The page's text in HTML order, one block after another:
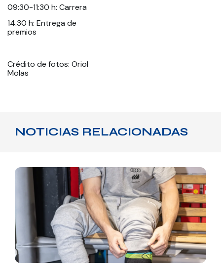
09:30-11:30 h: Carrera
14.30 h: Entrega de
premios
Crédito de fotos: Oriol
Molas
NOTICIAS RELACIONADAS